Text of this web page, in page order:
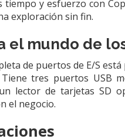
tiempo y esfuerzo con
exploración sin fin.
el mundo de
de puertos de E/S
Tiene tres puertos USB
lector de tarjetas SD
el negocio.